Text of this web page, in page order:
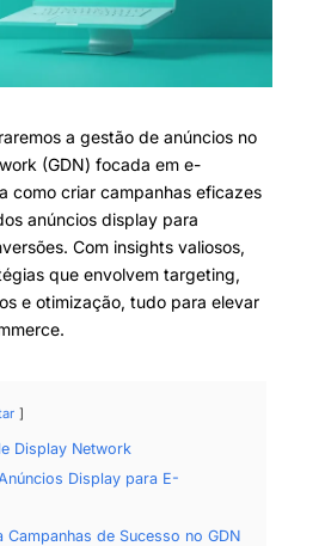
a gestão de anúncios no
(GDN) focada em e-
como criar campanhas eficazes
anúncios display para
Com insights valiosos,
que envolvem targeting,
e otimização, tudo para elevar
Display Network
Display para E-
Campanhas de Sucesso no GDN